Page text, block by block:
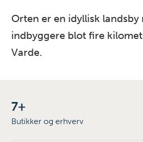
Orten er en idyllisk
indbyggere blot fire
Varde.
7+
Butikker og erhverv